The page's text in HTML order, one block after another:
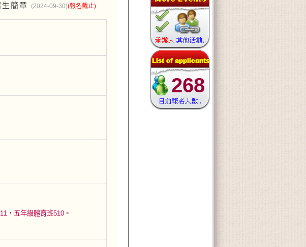
268
簡章 (2024-09-30)(報名截止)
，五年級體育班510。